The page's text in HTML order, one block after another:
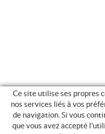
GUIDE
Ce site utilise ses propres
nos services liés à vos
de navigation. Si vous
que vous avez accepté